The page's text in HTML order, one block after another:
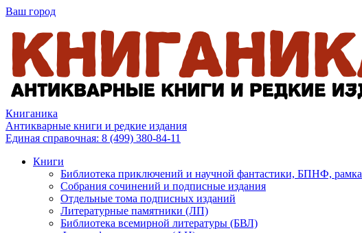
Ваш город
Книганика
Антикварные книги и редкие издания
Единая справочная: 8 (499) 380-84-11
Книги
Библиотека приключений и научной фантастики, БПНФ, рамка
Собрания сочинений и подписные издания
Отдельные тома подписных изданий
Литературные памятники (ЛП)
Библиотека всемирной литературы (БВЛ)